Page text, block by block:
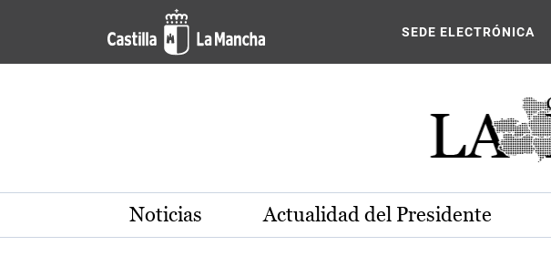
Pasar al contenido principal
SEDE ELECTRÓNICA
Noticias Actualidad del Presidente